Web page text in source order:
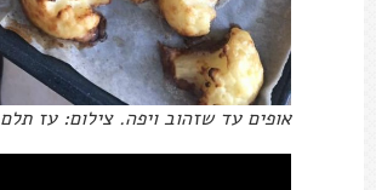
אופים עד שזהוב ויפה. צילום: עז תלם